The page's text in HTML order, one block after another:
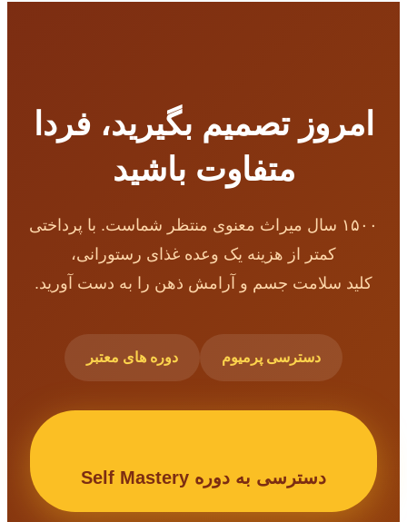
امروز تصمیم بگیرید، فردا
متفاوت باشید
۱۵۰۰ سال میراث معنوی منتظر شماست. با پرداختی
کمتر از هزینه یک وعده غذای رستورانی،
کلید سلامت جسم و آرامش ذهن را به دست آورید.
دسترسی پرمیوم دوره های معتبر
دسترسی به دوره Self Mastery